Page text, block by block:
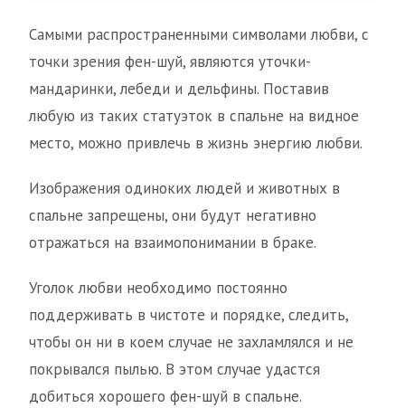
Самыми распространенными символами любви, с
точки зрения фен-шуй, являются уточки-
мандаринки, лебеди и дельфины. Поставив
любую из таких статуэток в спальне на видное
место, можно привлечь в жизнь энергию любви.
Изображения одиноких людей и животных в
спальне запрещены, они будут негативно
отражаться на взаимопонимании в браке.
Уголок любви необходимо постоянно
поддерживать в чистоте и порядке, следить,
чтобы он ни в коем случае не захламлялся и не
покрывался пылью. В этом случае удастся
добиться хорошего фен-шуй в спальне.